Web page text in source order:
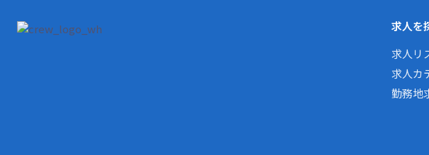
求人を
求人リ
求人カ
勤務地